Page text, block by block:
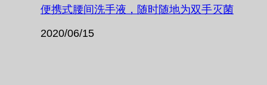
便携式腰间洗手液，随时随地为双手灭菌
2020/06/15